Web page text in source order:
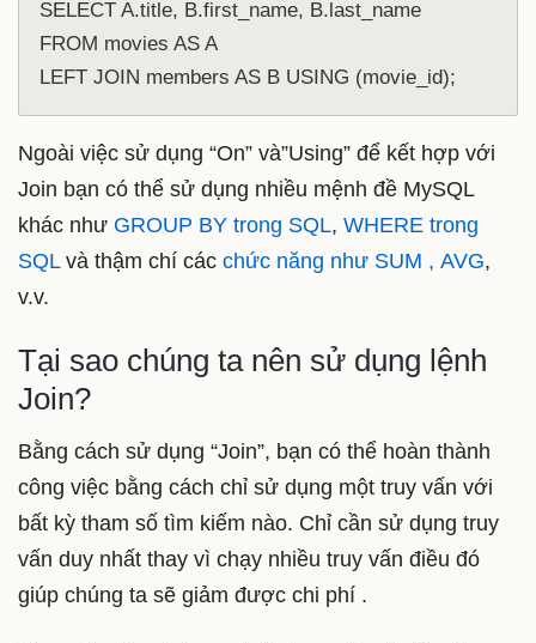
SELECT A.title, B.first_name, B.last_name
FROM movies AS A
Ngoài việc sử dụng “On” và”Using” để kết hợp với
Join bạn có thể sử dụng nhiều mệnh đề MySQL
khác như GROUP BY trong SQL, WHERE trong
SQLvà thậm chí các chức năng như SUM , AVG,
v.v.
Tại sao chúng ta nên sử dụng lệnh
Join?
Bằng cách sử dụng “Join”, bạn có thể hoàn thành
công việc bằng cách chỉ sử dụng một truy vấn với
bất kỳ tham số tìm kiếm nào. Chỉ cần sử dụng truy
vấn duy nhất thay vì chạy nhiều truy vấn điều đó
giúp chúng ta sẽ giảm được chi phí .